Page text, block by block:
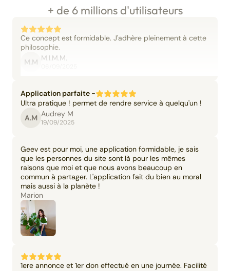
+ de 6 millions d'utilisateurs
Ce concept est formidable. J'adhère pleinement à cette
philosophie.
M.M M.I.M.M.
Application parfaite -
Ultra pratique ! permet de rendre service à quelqu'un !
A.M Audrey M
19/09/2025
Geev est pour moi, une application formidable, je sais
que les personnes du site sont là pour les mêmes
raisons que moi et que nous avons beaucoup en
commun à partager. L'application fait du bien au moral
mais aussi à la planète !
Marion
1ere annonce et 1er don effectué en une journée. Facilité